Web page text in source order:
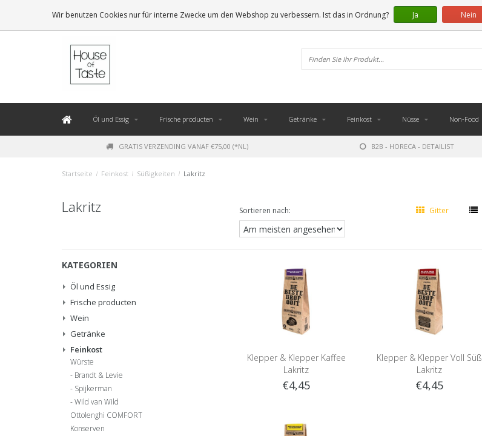
Öl und Essig Frische producten Wein Getränke Feinkost Nüsse Non-Food
GRATIS VERZENDING VANAF €75,00 (*NL) B2B - HORECA - DETAILIST
Startseite / Feinkost / Süßigkeiten / Lakritz
Lakritz Sortieren nach: Gitter
KATEGORIEN
Öl und Essig
Frische producten
Wein
Getränke
Feinkost
Würste
Brandt & Levie
Spijkerman
Wild van Wild
Ottolenghi COMFORT
Konserven
Klepper & Klepper Kaffee
Lakritz
€4,45
Klepper & Klepper Voll Süß
Lakritz
€4,45
Wir benutzen Cookies nur für interne Zwecke um den Webshop zu verbessern. Ist das in Ordnung? Ja Nein